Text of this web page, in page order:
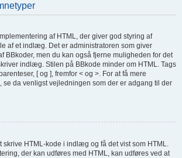
af HTML, der giver god styring af
af et indlæg. Det er administratoren som giver
BBkoder, men du kan også fjerne muligheden for det
indlæg. Stilen på BBkode minder om HTML. Tags
[ og ], fremfor < og >. For at få mere
se da venligst vejledningen som der er adgang til der
skrive HTML-kode i indlæg og få det vist som HTML.
der kan udføres med HTML, kan udføres ved at